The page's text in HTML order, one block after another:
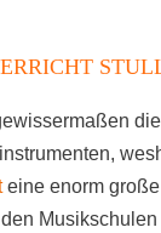
eine enorm